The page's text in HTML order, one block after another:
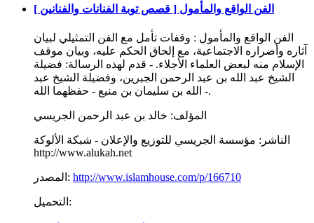
الفن الواقع والمأمول [ قصص توبة الفنانات والفنانين ]
الفن الواقع والمأمول : وقفات تأمل مع الفن التمثيلي لبيان
آثاره وأضراره الاجتماعية، مع إلحاق الحكم عليه، وبيان موقف
الإسلام منه لبعض العلماء الأجلاء. - قدم لهذه الرسالة: فضيلة
الشيخ عبد الله بن عبد الرحمن الجبرين، وفضيلة الشيخ عبد
الله بن سليمان بن منيع - حفظهما الله -.
المؤلف: خالد بن عبد الرحمن الجريسي
الناشر: مؤسسة الجريسي للتوزيع والإعلان - شبكة الألوكة
http://www.alukah.net
المصدر: http://www.islamhouse.com/p/166710
التحميل: